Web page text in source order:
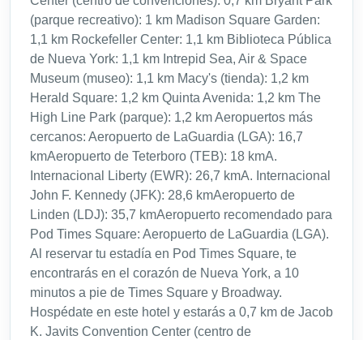
(parque recreativo): 1 km Madison Square Garden:
1,1 km Rockefeller Center: 1,1 km Biblioteca Pública
de Nueva York: 1,1 km Intrepid Sea, Air & Space
Museum (museo): 1,1 km Macy's (tienda): 1,2 km
Herald Square: 1,2 km Quinta Avenida: 1,2 km The
High Line Park (parque): 1,2 km Aeropuertos más
cercanos: Aeropuerto de LaGuardia (LGA): 16,7
kmAeropuerto de Teterboro (TEB): 18 kmA.
Internacional Liberty (EWR): 26,7 kmA. Internacional
John F. Kennedy (JFK): 28,6 kmAeropuerto de
Linden (LDJ): 35,7 kmAeropuerto recomendado para
Pod Times Square: Aeropuerto de LaGuardia (LGA).
Al reservar tu estadía en Pod Times Square, te
encontrarás en el corazón de Nueva York, a 10
minutos a pie de Times Square y Broadway.
Hospédate en este hotel y estarás a 0,7 km de Jacob
K. Javits Convention Center (centro de